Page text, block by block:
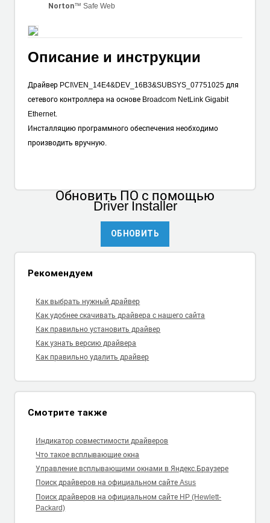
Norton™ Safe Web
Описание и инструкции
Драйвер PCI\VEN_14E4&DEV_16B3&SUBSYS_07751025 для
сетевого контроллера на основе Broadcom NetLink Gigabit
Ethernet.
Инсталляцию программного обеспечения необходимо
производить вручную.
Обновить ПОс помощью
Driver Installer
ОБНОВИТЬ
Рекомендуем
Как выбрать нужный драйвер
Как удобнее скачивать драйвера с нашего сайта
Как правильно установить драйвер
Как узнать версию драйвера
Как правильно удалить драйвер
Смотрите также
Индикатор совместимости драйверов
Что такое всплывающие окна
Управление всплывающими окнами в Яндекс.Браузере
Поиск драйверов на официальном сайте Asus
Поиск драйверов на официальном сайте HP (Hewlett-
Packard)